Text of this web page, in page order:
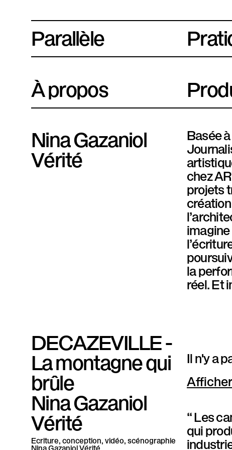
Parallèle
P
l
a
t
e
f
o
r
m
e
P
a
r
a
è
l
À propos
Nina Gazaniol
Vérité
Basée
chez
projets
la
réel. Et
DECAZEVILLE -
La montagne qui
brûle
Nina Gazaniol
Vérité
Ecriture, conception, vidéo, scénographie
Nina Gazaniol Vérité
Il n'y a
“ Les
qui